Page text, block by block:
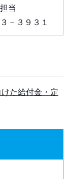
当
－３９３１
た給付金・定